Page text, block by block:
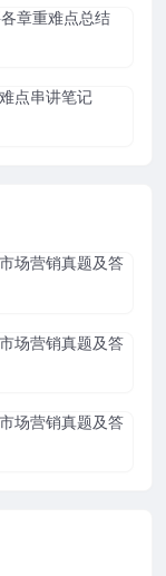
章重难点总结
点串讲笔记
场营销真题及答
场营销真题及答
场营销真题及答